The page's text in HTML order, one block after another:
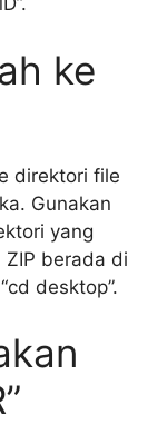
ke
direktori file
Gunakan
yang
ZIP berada di
desktop”.